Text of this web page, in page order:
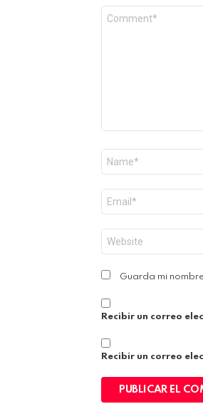
electrónico
*
Guarda mi
Recibir un correo
Recibir un correo